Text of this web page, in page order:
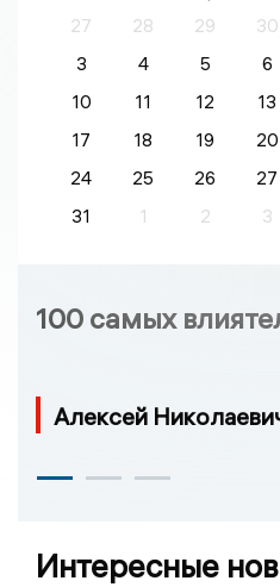
27
28 29 30
3
4 5 6
10
11 12 13
17
18 19 20
24
25 26 27
31
1 2 3
100 самых
Алексей
Интересные